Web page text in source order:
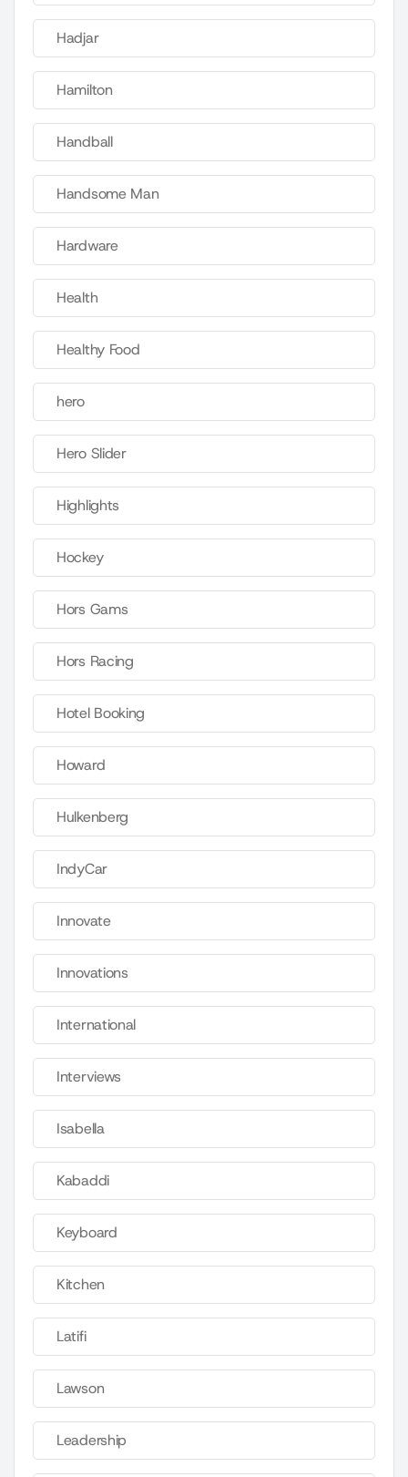
Hadjar
Hamilton
Handball
Handsome Man
Hardware
Health
Healthy Food
hero
Hero Slider
Highlights
Hockey
Hors Gams
Hors Racing
Hotel Booking
Howard
Hulkenberg
IndyCar
Innovate
Innovations
International
Interviews
Isabella
Kabaddi
Keyboard
Kitchen
Latifi
Lawson
Leadership